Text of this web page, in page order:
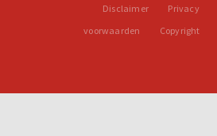
Disclaimer Privacy
voorwaarden
Copyright